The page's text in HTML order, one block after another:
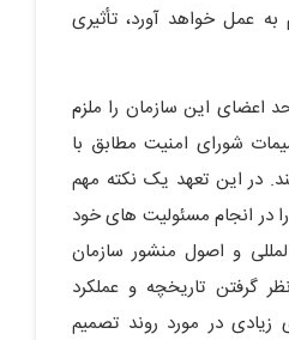
عمل خواهد آورد، تأثیری
متحد اعضای این سازمان را ملزم
شورای امنیت مطابق با
در این تعهد یک نکته مهم
در انجام مسئولیت های خود
و اصول منشور سازمان
گرفتن تاریخچه و عملکرد
زیادی در مورد روند تصمیم